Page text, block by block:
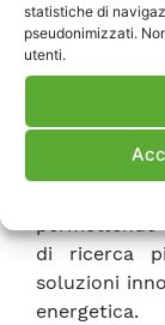
statistiche di
pseudonimizzati.
utenti.
Tutte queste
che la
elettrico, in
tra diverse
risultati di
di ricerca
soluzioni
energetica.